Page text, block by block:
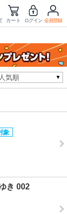
カート ログイン 会員登録
き 002